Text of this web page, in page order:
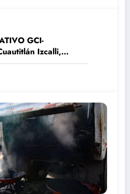
GCI-
Izcalli,
de enero del 2024